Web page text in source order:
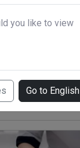
you like to view
Go to English